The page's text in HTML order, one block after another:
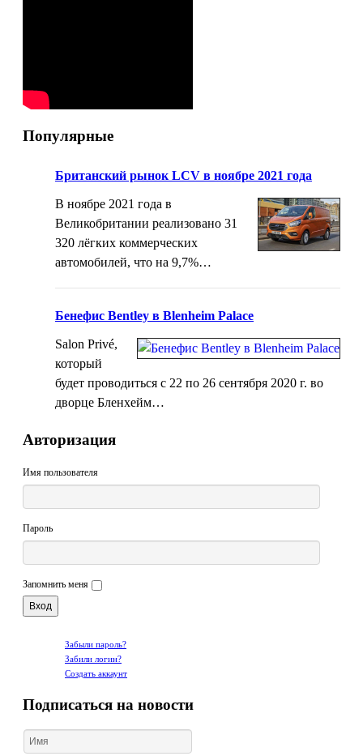
Популярные
Британский рынок LCV в ноябре 2021 года
В ноябре 2021 года в
Великобритании реализовано 31
320 лёгких коммерческих
автомобилей, что на 9,7%…
Бенефис Bentley в Blenheim Palace
Salon Privé,
который
будет проводиться с 22 по 26 сентября 2020 г. во
дворце Бленхейм…
Авторизация
Имя пользователя
Пароль
Запомнить меня
Забыли пароль?
Забили логин?
Создать аккаунт
Подписаться на новости